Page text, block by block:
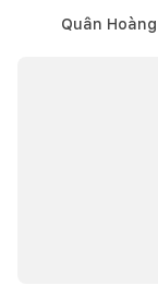
Quân Hoàng